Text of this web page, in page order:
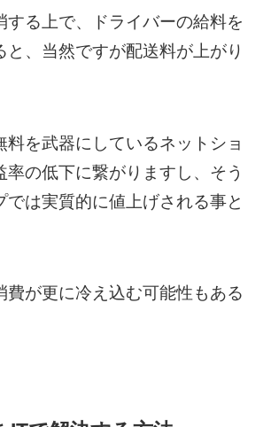
する上で、ドライバーの給料を
と、当然ですが配送料が上がり
料を武器にしているネットショ
率の低下に繋がりますし、そう
では実質的に値上げされる事と
費が更に冷え込む可能性もある